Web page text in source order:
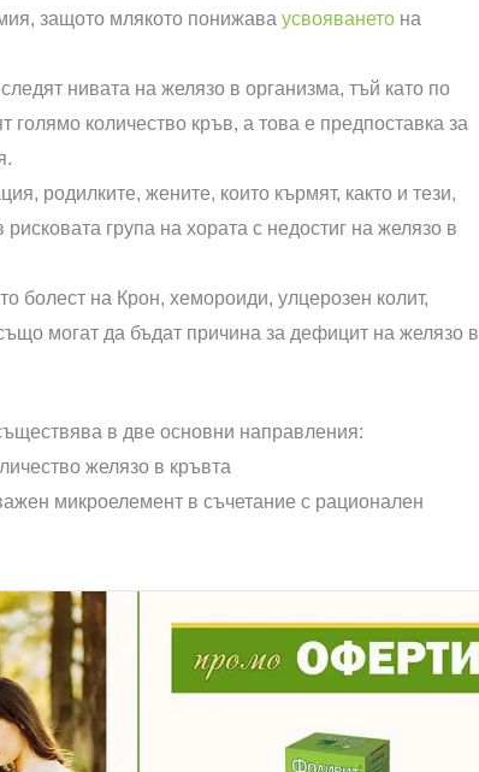
защото млякото понижава усвояването на
нивата на желязо в организма, тъй като по
голямо количество кръв, а това е предпоставка за
родилките, жените, които кърмят, както и тези,
група на хората с недостиг на желязо в
болест на Крон, хемороиди, улцерозен колит,
могат да бъдат причина за дефицит на желязо в
в две основни направления:
желязо в кръвта
микроелемент в съчетание с рационален